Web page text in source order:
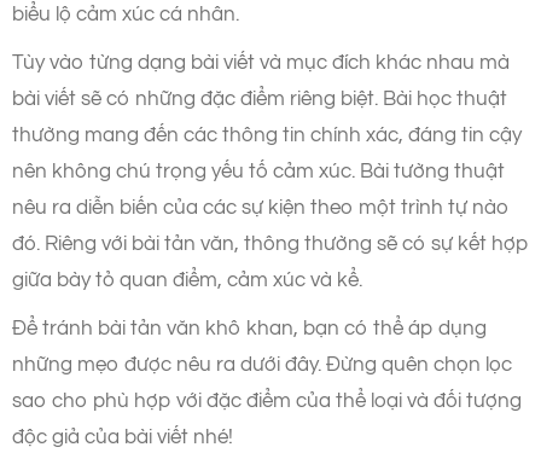
biểu lộ cảm xúc cá nhân.
Tùy vào từng dạng bài viết và mục đích khác nhau mà
bài viết sẽ có những đặc điểm riêng biệt. Bài học thuật
thường mang đến các thông tin chính xác, đáng tin cậy
nên không chú trọng yếu tố cảm xúc. Bài tường thuật
nêu ra diễn biến của các sự kiện theo một trình tự nào
đó. Riêng với bài tản văn, thông thường sẽ có sự kết hợp
giữa bày tỏ quan điểm, cảm xúc và kể.
Để tránh bài tản văn khô khan, bạn có thể áp dụng
những mẹo được nêu ra dưới đây. Đừng quên chọn lọc
sao cho phù hợp với đặc điểm của thể loại và đối tượng
độc giả của bài viết nhé!